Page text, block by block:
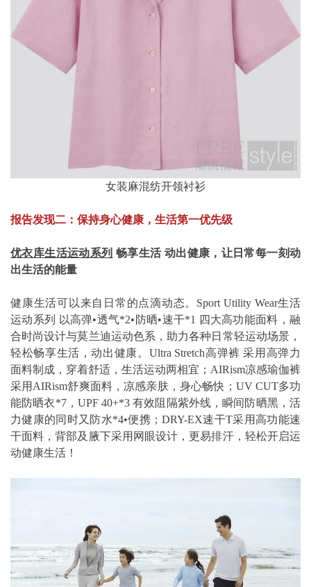
女装麻混纺开领衬衫
报告发现二：保持身心健康，生活第一优先级
优衣库生活运动系列 畅享生活 动出健康，让日常每一刻动
出生活的能量
健康生活可以来自日常的点滴动态。Sport Utility Wear生活
运动系列 以高弹•透气*2•防晒•速干*1 四大高功能面料，融
合时尚设计与莫兰迪运动色系，助力各种日常轻运动场景，
轻松畅享生活，动出健康。Ultra Stretch高弹裤 采用高弹力
面料制成，穿着舒适，生活运动两相宜；AIRism凉感瑜伽裤
采用AIRism舒爽面料，凉感亲肤，身心畅快；UV CUT多功
能防晒衣*7，UPF 40+*3 有效阻隔紫外线，瞬间防晒黑，活
力健康的同时又防水*4•便携；DRY-EX速干T采用高功能速
干面料，背部及腋下采用网眼设计，更易排汗，轻松开启运
动健康生活！